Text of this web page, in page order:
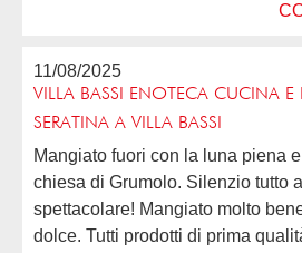
11/08/2025
VILLA BASSI ENOTECA CUCINA E
SERATINA A VILLA BASSI
Mangiato fuori con la luna piena e lo sguardo alla
chiesa di Grumolo. Silenzio tutto
spettacolare! Mangiato molto
dolce. Tutti prodotti di prima